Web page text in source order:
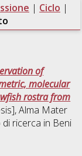
| Ciclo |
of
molecular
rostra from
Alma Mater
ricerca in Beni